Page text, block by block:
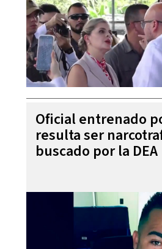
Oficial entrenado
resulta ser
buscado por la DEA